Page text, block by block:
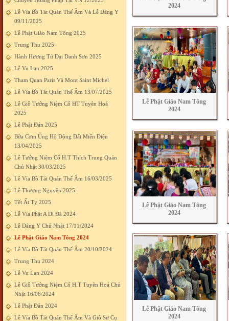
Lễ Vía Bồ Tát Quán Thế Âm Và Lễ Dâng Y
09/11/2025
Lễ Phật Giáo Nam Tông 2025
Trung Thu 2025
Hành Hương Tứ Đại Danh Sơn 2025
Lễ Vu Lan 2025
Tham Quan Paris Và Mont Saint Michel
Lễ Vía Bồ Tát Quán Thế Âm 13/07/2025
Lễ Giỗ Tưởng Niệm Cố HT Tuyên Hoá
2025
Lễ Phật Đản 2025
Bữa Cơm Ủng Hộ Động Đất Miến Điện
13/04/2025
Lễ Tưởng Niệm Cố H.T Thích Trung Quán
Chủ Nhật 30/03/2025
Lễ Vía Bồ Tát Quán Thế Âm 16/03/2025
Lễ Thượng Nguyên 2025
Tết Ất Tỵ 2025
Lễ Vía Phật A Di Đà 2024
Lễ Dâng Y Chủ Nhật 17/11/2024
Lễ Phật Giáo Nam Tông 2024
Lễ Vía Bồ Tát Quán Thế Âm 20/10/2024
Trung Thu 2024
Lễ Vu Lan 2024
Lễ Giỗ Tưởng Niệm Cố H.T Tuyên Hoá Chủ
Nhật 16/06/2024
Lễ Phật Đản 2024
Lễ Vía Bồ Tát Quán Thế Âm Và Giỗ Sư Cụ
2024
Lễ Phật Giáo Nam Tông
2024
Lễ Phật Giáo Nam Tông
2024
Lễ Phật Giáo Nam Tông
2024